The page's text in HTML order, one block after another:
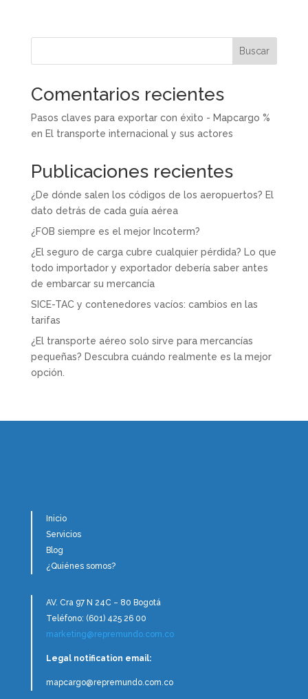
Buscar
Comentarios recientes
Pasos claves para exportar con éxito - Mapcargo %
en El transporte internacional y sus actores
Publicaciones recientes
¿De dónde salen los códigos de los aeropuertos? El
dato detrás de cada guía aérea
¿FOB siempre es el mejor Incoterm?
¿El seguro de carga cubre cualquier pérdida? Lo que
todo importador y exportador debería saber antes
de embarcar su mercancía
SICE-TAC y contenedores vacíos: cambios en las
tarifas
¿El transporte aéreo solo sirve para mercancías
pequeñas? Descubra cuándo realmente es la mejor
opción.
Inicio
Servicios
Blog
¿Quiénes somos?
AV. Cra 97 N 24C – 80 Bogotá
Teléfono: (601) 425 26 00
marketing@repremundo.com.co
Legal notification email:
mapcargo@repremundo.com.co